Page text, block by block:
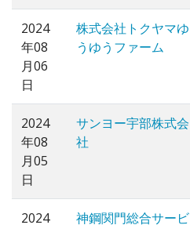
2024
年08
月06
日
株式会社トクヤマゆ
うゆうファーム
2024
年08
月05
日
サンヨー宇部株式会
社
2024 神鋼関門総合サービ